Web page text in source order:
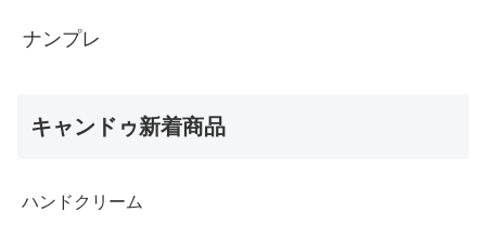
ナンプレ
キャンドゥ新着商品
ハンドクリーム